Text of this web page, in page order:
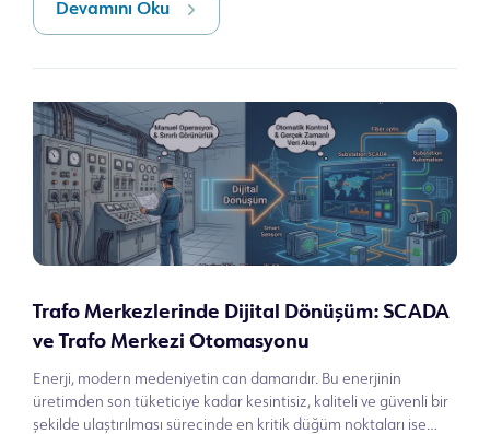
Devamını Oku
Trafo Merkezlerinde Dijital Dönüşüm: SCADA
ve Trafo Merkezi Otomasyonu
Enerji, modern medeniyetin can damarıdır. Bu enerjinin
üretimden son tüketiciye kadar kesintisiz, kaliteli ve güvenli bir
şekilde ulaştırılması sürecinde en kritik düğüm noktaları ise